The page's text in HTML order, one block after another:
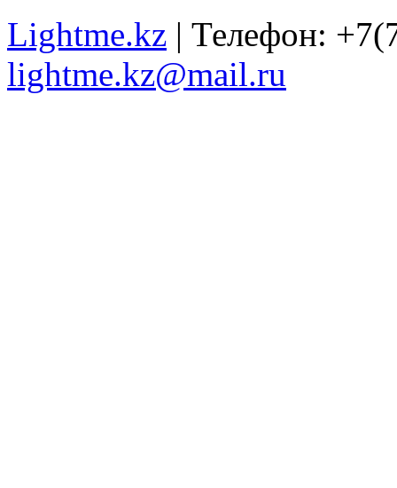
Lightme.kz | Телефон:
lightme.kz@mail.ru